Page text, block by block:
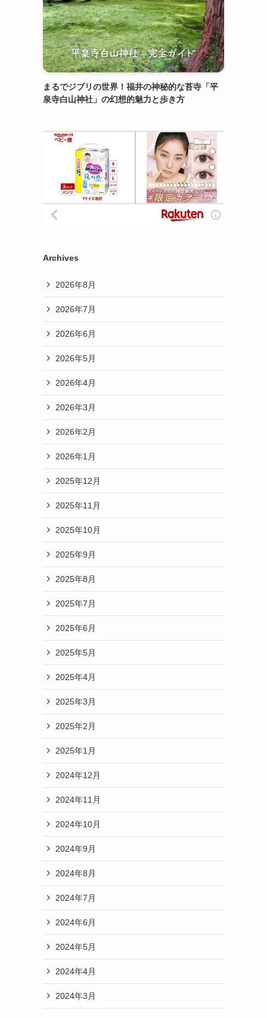
まるでジブリの世界！福井の神秘的な苔寺「平
泉寺白山神社」の幻想的魅力と歩き方
Archives
2026年8月
2026年7月
2026年6月
2026年5月
2026年4月
2026年3月
2026年2月
2026年1月
2025年12月
2025年11月
2025年10月
2025年9月
2025年8月
2025年7月
2025年6月
2025年5月
2025年4月
2025年3月
2025年2月
2025年1月
2024年12月
2024年11月
2024年10月
2024年9月
2024年8月
2024年7月
2024年6月
2024年5月
2024年4月
2024年3月